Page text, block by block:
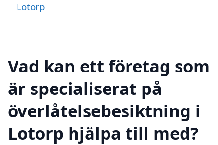
Lotorp
Vad kan ett företag som
är specialiserat på
överlåtelsebesiktning i
Lotorp hjälpa till med?